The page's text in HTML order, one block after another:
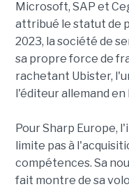
Microsoft, SAP et
attribué le statut de
2023, la société de
sa propre force de
rachetant Ubister,
l'éditeur allemand en
Pour Sharp Europe,
limite pas à
compétences. Sa
fait montre de sa